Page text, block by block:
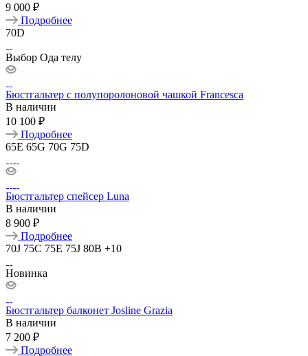
9 000 ₽
Подробнее
70D
Выбор Ода телу
Бюстгальтер с полупоролоновой чашкой Francesca
В наличии
10 100 ₽
Подробнее
65E 65G 70G 75D
Бюстгальтер спейсер Luna
В наличии
8 900 ₽
Подробнее
70J 75C 75E 75J 80B +10
Новинка
Бюстгальтер балконет Josline Grazia
В наличии
7 200 ₽
Подробнее